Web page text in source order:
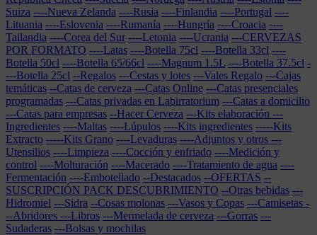
Suiza ----Nueva Zelanda ----Rusia ----Finlandia ----Portugal ----
Lituania ----Eslovenia ----Rumanía ----Hungría ----Croacia ----
Tailandia ----Corea del Sur ----Letonia ----Ucrania ---CERVEZAS
POR FORMATO ----Latas ----Botella 75cl ----Botella 33cl ----
Botella 50cl ----Botella 65/66cl ----Magnum 1.5L ----Botella 37.5cl -
---Botella 25cl --Regalos ---Cestas y lotes ---Vales Regalo ---Cajas
temáticas --Catas de cerveza ---Catas Online ---Catas presenciales
programadas ---Catas privadas en Labirratorium ---Catas a domicilio
---Catas para empresas --Hacer Cerveza ---Kits elaboración ---
Ingredientes ----Maltas ----Lúpulos ----Kits ingredientes -----Kits
Extracto -----Kits Grano ----Levaduras ----Adjuntos y otros ---
Utensilios ----Limpieza ----Cocción y enfriado ----Medición y
control ----Molturación ----Macerado ----Tratamiento de agua ----
Fermentación ----Embotellado --Destacados --OFERTAS --
SUSCRIPCIÓN PACK DESCUBRIMIENTO --Otras bebidas ---
Hidromiel ---Sidra --Cosas molonas ---Vasos y Copas ---Camisetas -
--Abridores ---Libros ---Mermelada de cerveza ---Gorras ---
Sudaderas ---Bolsas y mochilas